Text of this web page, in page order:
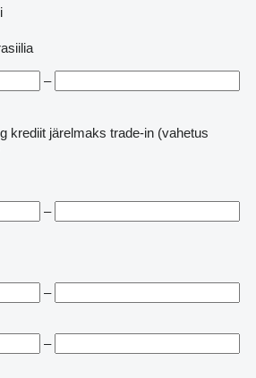
–
krediit järelmaks trade-in (vahetus
–
–
–